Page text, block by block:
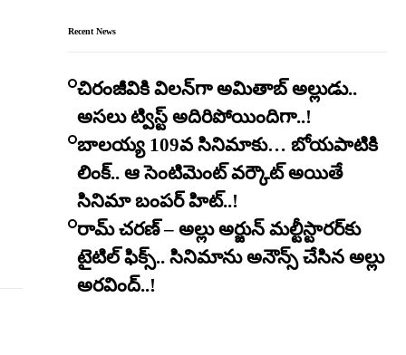
Recent News
చిరంజీవికి విలన్‌గా అమితాబ్ అల్లుడు..
అసలు ట్విస్ట్ అదిరిపోయిందిగా..!
బాలయ్య 109వ సినిమాకు… బోయపాటికి
లింక్.. ఆ సెంటిమెంట్ వర్కౌట్ అయితే
సినిమా బంపర్ హిట్..!
రామ్ చరణ్ – అల్లు అర్జున్ మల్టీస్టారర్​కు
టైటిల్ ఫిక్స్.. సినిమాను అనౌన్స్ చేసిన అల్లు
అరవింద్..!